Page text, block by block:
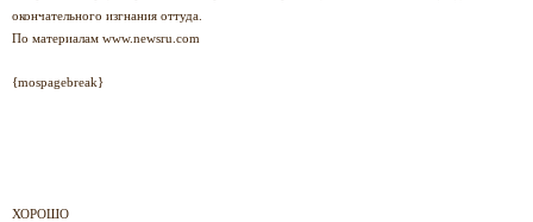
окончательного изгнания оттуда.
По материалам www.newsru.com
{mospagebreak}
ХОРОШО